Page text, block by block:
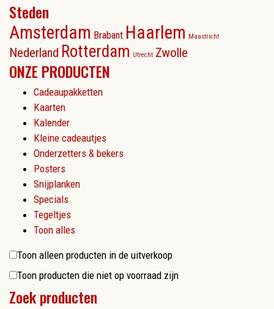
Steden
Amsterdam Brabant Haarlem Maastricht
Nederland Rotterdam Utrecht Zwolle
ONZE PRODUCTEN
Cadeaupakketten
Kaarten
Kalender
Kleine cadeautjes
Onderzetters & bekers
Posters
Snijplanken
Specials
Tegeltjes
Toon alles
Toon alleen producten in de uitverkoop
Toon producten die niet op voorraad zijn
Zoek producten